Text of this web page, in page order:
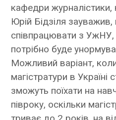
кафедри журналістики,
Юрій Бідзіля
співпрацювати з УжНУ,
потрібно буде
Можливий варіант,
магістратури в Україні
зможуть поїхати на
півроку, оскільки